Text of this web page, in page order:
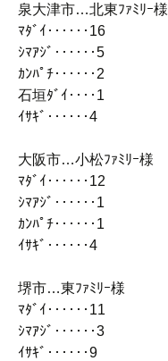
泉大津市…北東ﾌｧﾐﾘｰ様
ﾏﾀﾞｲ‥‥‥16
ｼﾏｱｼﾞ‥‥‥5
ｶﾝﾊﾟﾁ‥‥‥2
石垣ﾀﾞｲ‥‥1
ｲｻｷﾞ‥‥‥4
大阪市…小松ﾌｧﾐﾘｰ様
ﾏﾀﾞｲ‥‥‥12
ｼﾏｱｼﾞ‥‥‥1
ｶﾝﾊﾟﾁ‥‥‥1
ｲｻｷﾞ‥‥‥4
堺市…東ﾌｧﾐﾘｰ様
ﾏﾀﾞｲ‥‥‥11
ｼﾏｱｼﾞ‥‥‥3
ｲｻｷﾞ‥‥‥9